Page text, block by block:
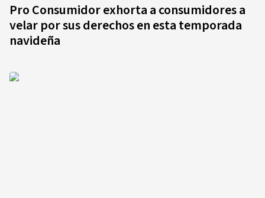
Pro Consumidor exhorta a consumidores a
velar por sus derechos en esta temporada
navideña